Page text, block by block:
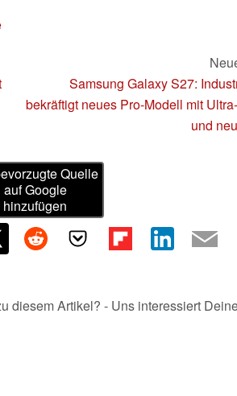
Samsung Galaxy S27:
bekräftigt neues Pro-Modell mit
und
Quelle
auf Google
hinzufügen
diesem Artikel? - Uns interessiert